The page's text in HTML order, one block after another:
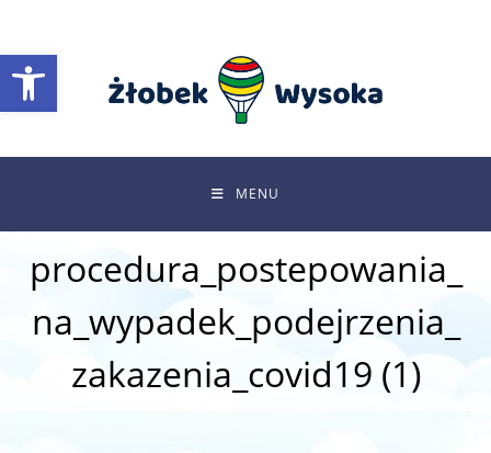
Otwórz pasek narzędzi
content
MENU
procedura_postepowania_
na_wypadek_podejrzenia_
zakazenia_covid19 (1)